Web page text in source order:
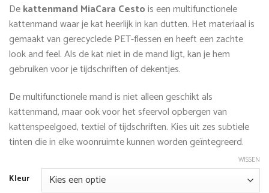
Dekattenmand MiaCara Cestois een multifunctionele
kattenmand waar je kat heerlijk in kan dutten. Het materiaal is
gemaakt van gerecyclede PET-flessen en heeft een zachte
look and feel. Als de kat niet in de mand ligt, kan je hem
gebruiken voor je tijdschriften of dekentjes.
De multifunctionele mand is niet alleen geschikt als
kattenmand, maar ook voor het sfeervol opbergen van
kattenspeelgoed, textiel of tijdschriften. Kies uit zes subtiele
tinten die in elke woonruimte kunnen worden geïntegreerd.
Kleur
WISSEN